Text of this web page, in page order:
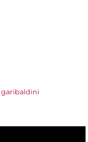
garibaldini